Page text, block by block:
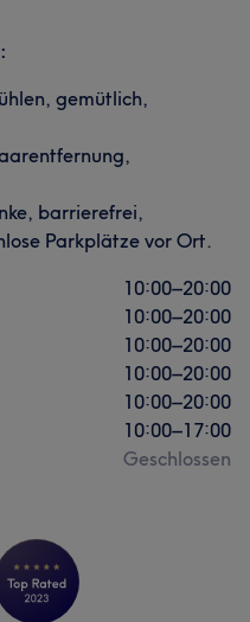
gemütlich,
barrierefrei,
Parkplätze vor Ort.
10:00–20:00
10:00–20:00
10:00–20:00
10:00–20:00
10:00–20:00
10:00–17:00
Geschlossen